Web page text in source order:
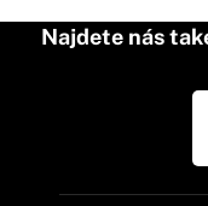
Najdete nás